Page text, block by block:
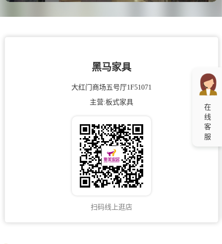
在
线
客
服
黑马家具
大红门商场五号厅1F51071
主营:板式家具
扫码线上逛店